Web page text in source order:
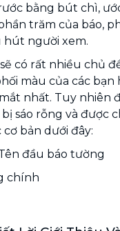
bằng bút chì,
trăm của báo,
người xem.
có rất nhiều chủ
màu của các
nhất. Tuy nhiên
sáo rỗng và được
bản dưới đây:
đầu báo tường
chính